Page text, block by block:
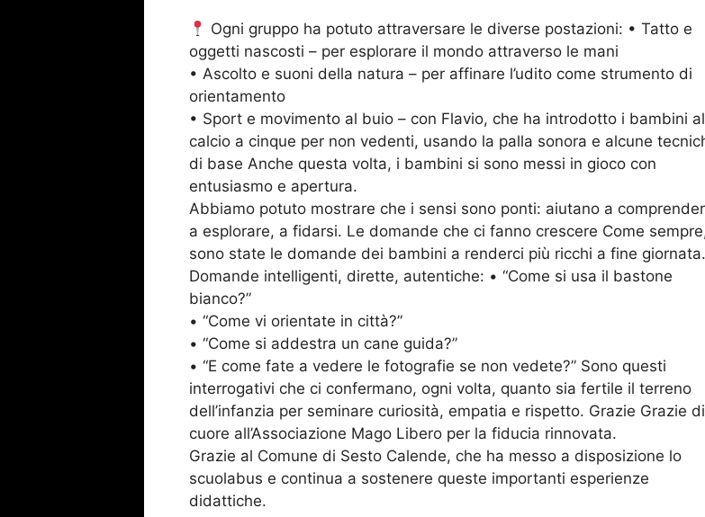
Ogni gruppo ha potuto attraversare le diverse postazioni: • Tatto e
oggetti nascosti – per esplorare il mondo attraverso le mani
• Ascolto e suoni della natura – per affinare l’udito come strumento di
orientamento
• Sport e movimento al buio – con Flavio, che ha introdotto i bambini al
calcio a cinque per non vedenti, usando la palla sonora e alcune
di base Anche questa volta, i bambini si sono messi in gioco con
entusiasmo e apertura.
Abbiamo potuto mostrare che i sensi sono ponti: aiutano a
a esplorare, a fidarsi. Le domande che ci fanno crescere Come
sono state le domande dei bambini a renderci più ricchi a fine giornata.
Domande intelligenti, dirette, autentiche: • “Come si usa il bastone
bianco?”
• “Come vi orientate in città?”
• “Come si addestra un cane guida?”
• “E come fate a vedere le fotografie se non vedete?” Sono questi
interrogativi che ci confermano, ogni volta, quanto sia fertile il terreno
dell’infanzia per seminare curiosità, empatia e rispetto. Grazie Grazie di
cuore all’Associazione Mago Libero per la fiducia rinnovata.
Grazie al Comune di Sesto Calende, che ha messo a disposizione lo
scuolabus e continua a sostenere queste importanti esperienze
didattiche.